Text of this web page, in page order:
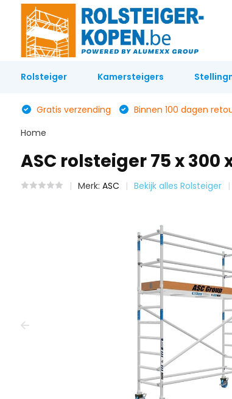
Rolsteiger Kamersteigers
Gratis verzending Binnen 100 dagen
Home
ASC rolsteiger 75 x
Merk: ASC Bekijk alles Rolsteiger